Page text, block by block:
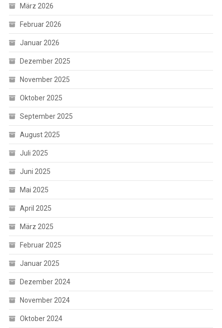
März 2026
Februar 2026
Januar 2026
Dezember 2025
November 2025
Oktober 2025
September 2025
August 2025
Juli 2025
Juni 2025
Mai 2025
April 2025
März 2025
Februar 2025
Januar 2025
Dezember 2024
November 2024
Oktober 2024